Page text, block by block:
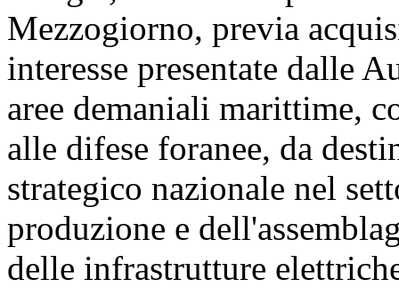
Mezzogiorno, previa
interesse presentate dalle
aree demaniali marittime,
alle difese foranee, da
strategico nazionale nel
produzione e
delle infrastrutture